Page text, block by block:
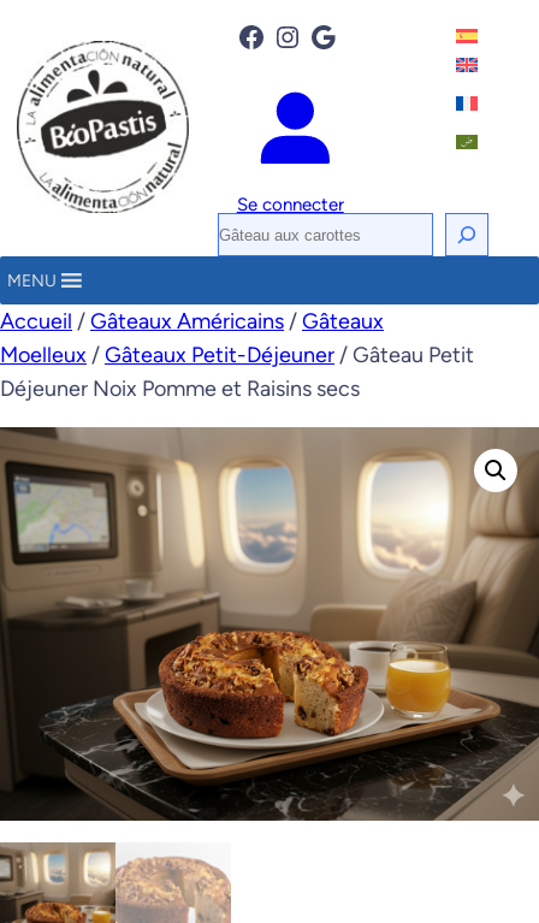
Facebook Instagram Google
Se connecter
R
e
h
e
r
c
h
r
MENU
Accueil /Gâteaux Américains /Gâteaux
Moelleux /Gâteaux Petit-Déjeuner / Gâteau Petit
Déjeuner Noix Pomme et Raisins secs